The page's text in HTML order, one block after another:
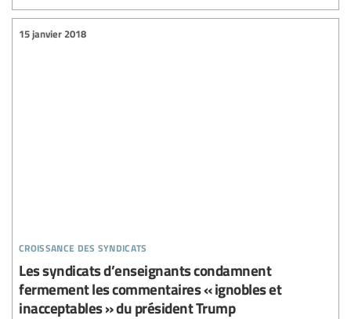
croissance des syndicats
15 janvier 2018
Les syndicats d’enseignants condamnent
fermement les commentaires « ignobles et
inacceptables » du président Trump